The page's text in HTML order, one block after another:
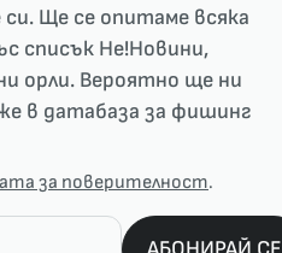
Ще се опитаме всяка
списък He!Новини,
орли. Вероятно ще ни
в датабаза за фишинг
за поверителност.